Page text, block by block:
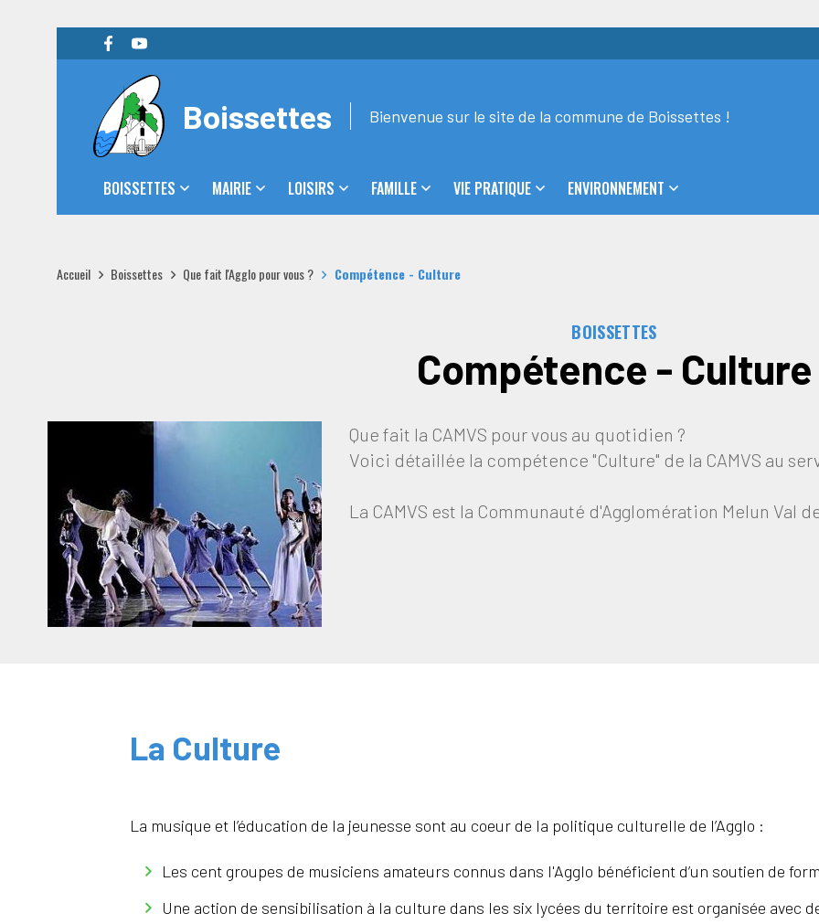
Bienvenue sur le site de la commune de Boissettes !
Boissettes
BOISSETTES MAIRIE LOISIRS FAMILLE VIE PRATIQUE ENVIRONNEMENT
Accueil Boissettes Que fait l'Agglo pour vous ? Compétence - Culture
BOISSETTES
Compétence - Culture
Que fait la CAMVS pour vous au quotidien ?
Voici détaillée la compétence "Culture" de la CAMVS au
La CAMVS est la Communauté d'Agglomération Melun Val
La Culture
La musique et l’éducation de la jeunesse sont au coeur de la politique culturelle de l’Agglo :
Les cent groupes de musiciens amateurs connus dans l'Agglo bénéficient d’un soutien de
Une action de sensibilisation à la culture dans les six lycées du territoire est organisée avec